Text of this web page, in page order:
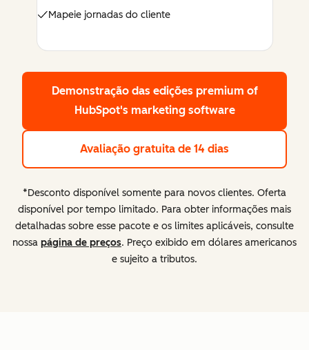
Mapeie jornadas do cliente
Demonstração das edições premium of
HubSpot's marketing software
Avaliação gratuita de 14 dias
*Desconto disponível somente para novos clientes. Oferta
disponível por tempo limitado. Para obter informações mais
detalhadas sobre esse pacote e os limites aplicáveis, consulte
nossa página de preços. Preço exibido em dólares americanos
e sujeito a tributos.